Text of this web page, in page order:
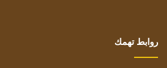
روابط تهمك